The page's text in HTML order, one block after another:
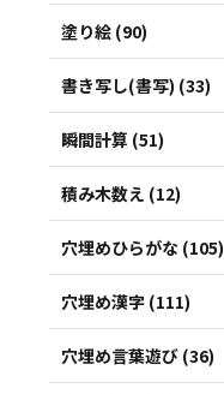
塗り絵 (90)
書き写し(書写) (33)
瞬間計算 (51)
積み木数え (12)
穴埋めひらがな (105)
穴埋め漢字 (111)
穴埋め言葉遊び (36)